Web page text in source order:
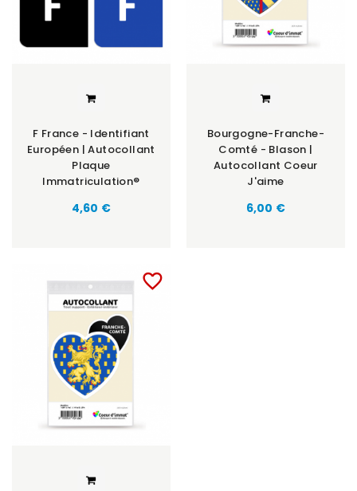
F France - Identifiant
Européen | Autocollant
Plaque
Immatriculation®
Prix
4,60 €
Bourgogne-Franche-
Comté - Blason |
Autocollant Coeur
J'aime
Prix
6,00 €
favorite_border